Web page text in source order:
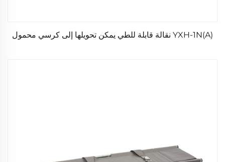
YXH-1N(A) نقالة قابلة للطي يمكن تحويلها إلى كرسي محمول